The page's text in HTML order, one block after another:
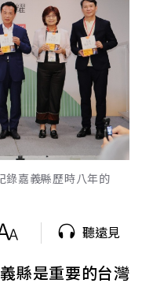
錄嘉義縣歷時八年的
聽遠見
縣是重要的台灣